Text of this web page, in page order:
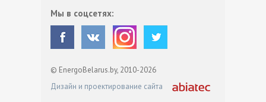
Мы в соцсетях:
© EnergoBelarus.by, 2010-2026
Дизайн и проектирование сайта